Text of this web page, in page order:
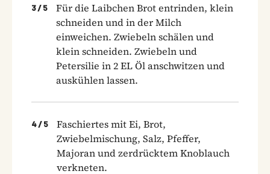
3 / 5
Für die Laibchen Brot entrinden, klein
schneiden und in der Milch
einweichen. Zwiebeln schälen und
klein schneiden. Zwiebeln und
Petersilie in 2 EL Öl anschwitzen und
auskühlen lassen.
4 / 5
Faschiertes mit Ei, Brot,
Zwiebelmischung, Salz, Pfeffer,
Majoran und zerdrücktem Knoblauch
verkneten.